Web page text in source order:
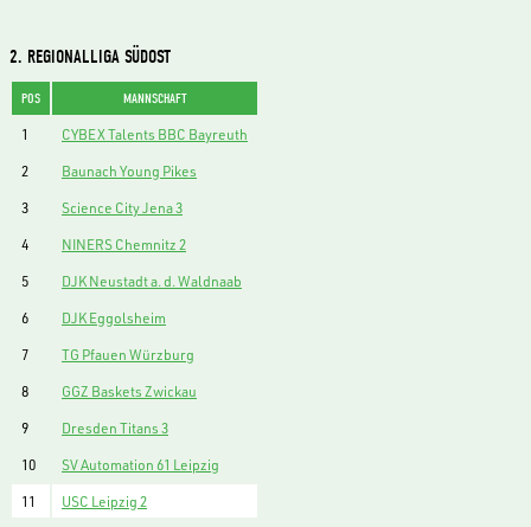
2. REGIONALLIGA SÜDOST
POS MANNSCHAFT
1
CYBEX Talents BBC Bayreuth
2
Baunach Young Pikes
3
Science City Jena 3
4
NINERS Chemnitz 2
5
DJK Neustadt a. d. Waldnaab
6
DJK Eggolsheim
7
TG Pfauen Würzburg
8
GGZ Baskets Zwickau
9
Dresden Titans 3
10
SV Automation 61 Leipzig
11
USC Leipzig 2